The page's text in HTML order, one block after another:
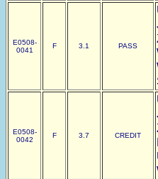
E0508-
0041
F 3.1 PASS
E0508-
0042
F 3.7 CREDIT